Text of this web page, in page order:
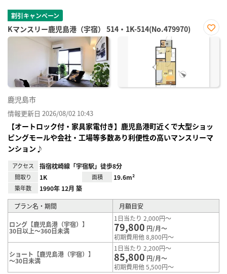
割引キャンペーン
Kマンスリー鹿児島港（宇宿） 514・1K-514(No.479970)
お気
鹿児島市
情報更新日 2026/08/02 10:43
【オートロック付・家具家電付き】鹿児島港町近くで大型ショッ
ピングモールや会社・工場等多数あり利便性の高いマンスリーマ
ンション♪
アクセス 指宿枕崎線「宇宿駅」徒歩8分
間取り 1K 面積 19.6m²
築年数 1990年 12月 築
プラン名・期間 月額目安
ロング【鹿児島港（宇宿）】
30日以上～360日未満
1日当たり 2,000円～
79,800 円/月～
初期費用他 8,800円～
ショート【鹿児島港（宇宿）】
～30日未満
1日当たり 2,200円～
85,800 円/月～
初期費用他 5,500円～